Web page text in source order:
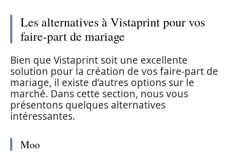
Les alternatives à Vistaprint pour vos
faire-part de mariage
Bien que Vistaprint soit une excellente
solution pour la création de vos faire-part de
mariage, il existe d’autres options sur le
marché. Dans cette section, nous vous
présentons quelques alternatives
intéressantes.
Moo